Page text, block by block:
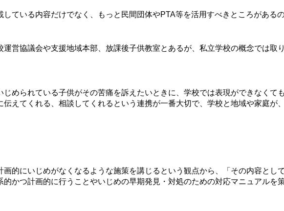
ている内容だけでなく、もっと民間団体やPTA等を活用すべきところがあるの
営協議会や支援地域本部、放課後子供教室とあるが、私立学校の概念では取
められている子供がその苦痛を訴えたいときに、学校では表現ができなくて
えてくれる、相談してくれるという連携が一番大切で、学校と地域や家庭が
的にいじめがなくなるような施策を講じるという観点から、「その内容とし
かつ計画的に行うことやいじめの早期発見・対処のための対応マニュアルを